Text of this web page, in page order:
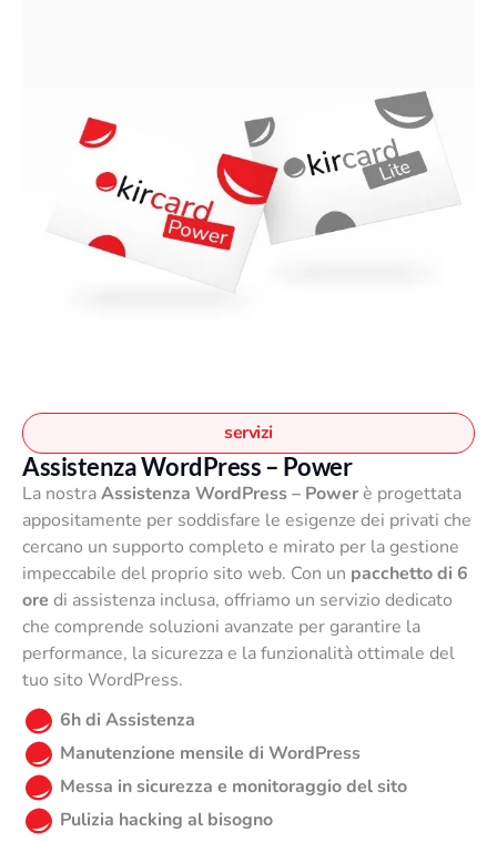
t
h
r
i
a
n
t
i
.
L
e
o
p
z
o
n
servizi
Assistenza WordPress – Power
La nostraAssistenza WordPress – Powerè progettata
appositamente per soddisfare le esigenze dei privati che
cercano un supporto completo e mirato per la gestione
impeccabile del proprio sito web. Con un pacchetto di 6
ore di assistenza inclusa, offriamo un servizio dedicato
che comprende soluzioni avanzate per garantire la
performance, la sicurezza e la funzionalità ottimale del
tuo sito WordPress.
6h di Assistenza
Manutenzione mensile di WordPress
Messa in sicurezza e monitoraggio del sito
Pulizia hacking al bisogno